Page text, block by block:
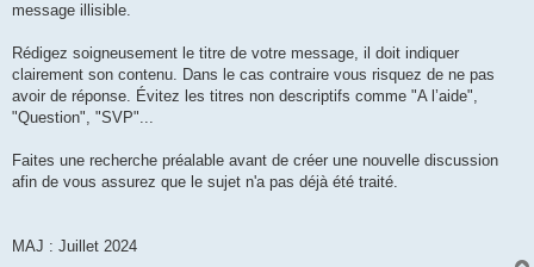
message illisible.
Rédigez soigneusement le titre de votre message, il doit indiquer
clairement son contenu. Dans le cas contraire vous risquez de ne pas
avoir de réponse. Évitez les titres non descriptifs comme "A l’aide",
"Question", "SVP"...
Faites une recherche préalable avant de créer une nouvelle discussion
afin de vous assurez que le sujet n'a pas déjà été traité.
MAJ : Juillet 2024